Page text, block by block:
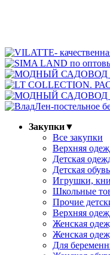
Закупки▼
Все закупки
Верхняя
Детская
Детская обувь
Игрушки,
Школьные
Прочие
Верхняя
Женская
Женская
Для